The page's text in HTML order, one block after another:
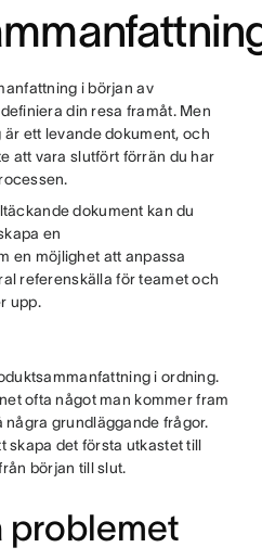
i början av
din resa framåt. Men
ett levande dokument, och
att vara slutfört förrän du har
dokument kan du
en
en möjlighet att anpassa
referenskälla för teamet och
upp.
i ordning.
ofta något man kommer fram
några grundläggande frågor.
skapa det första utkastet till
början till slut.
problemet